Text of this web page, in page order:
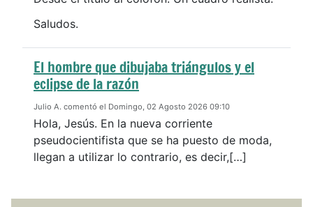
Saludos.
El hombre que dibujaba triángulos y el
eclipse de la razón
Julio A. comentó el Domingo, 02 Agosto 2026 09:10
Hola, Jesús. En la nueva corriente
pseudocientifista que se ha puesto de moda,
llegan a utilizar lo contrario, es decir,[…]